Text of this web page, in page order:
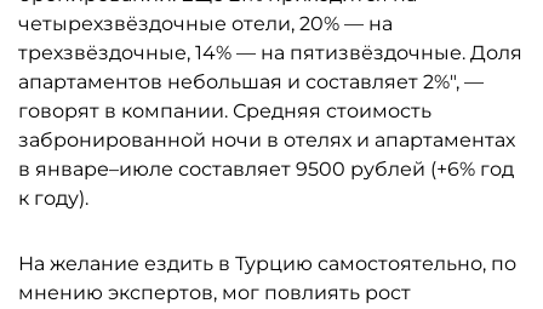
четырехзвёздочные отели, 20% — на
трехзвёздочные, 14% — на пятизвёздочные. Доля
апартаментов небольшая и составляет 2%", —
говорят в компании. Средняя стоимость
забронированной ночи в отелях и апартаментах
в январе–июле составляет 9500 рублей (+6% год
к году).
На желание ездить в Турцию самостоятельно, по
мнению экспертов, мог повлиять рост